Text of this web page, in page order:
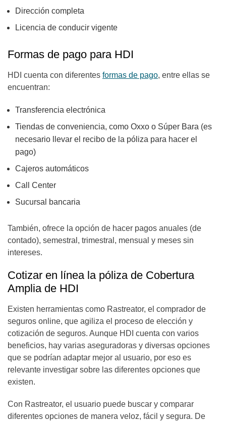
Dirección completa
Licencia de conducir vigente
Formas de pago para HDI
HDI cuenta con diferentes formas de pago, entre ellas se
encuentran:
Transferencia electrónica
Tiendas de conveniencia, como Oxxo o Súper Bara (es
necesario llevar el recibo de la póliza para hacer el
pago)
Cajeros automáticos
Call Center
Sucursal bancaria
También, ofrece la opción de hacer pagos anuales (de
contado), semestral, trimestral, mensual y meses sin
intereses.
Cotizar en línea la póliza de Cobertura
Amplia de HDI
Existen herramientas como Rastreator, el comprador de
seguros online, que agiliza el proceso de elección y
cotización de seguros. Aunque HDI cuenta con varios
beneficios, hay varias aseguradoras y diversas opciones
que se podrían adaptar mejor al usuario, por eso es
relevante investigar sobre las diferentes opciones que
existen.
Con Rastreator, el usuario puede buscar y comparar
diferentes opciones de manera veloz, fácil y segura. De